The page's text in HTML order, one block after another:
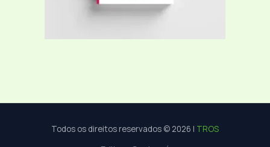
Todos os direitos reservados © 2026 | TROS